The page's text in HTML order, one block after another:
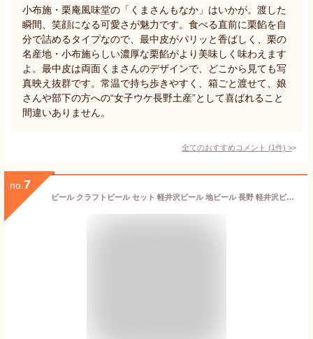
小布施・栗庵風味堂の「くまさんもなか」はいかが。渡した
瞬間、笑顔になる可愛さが魅力です。食べる直前に栗餡を自
分で詰めるタイプなので、最中皮がパリッと香ばしく、栗の
名産地・小布施らしい濃厚な栗餡がより美味しく味わえます
よ。最中皮は両面くまさんのデザインで、どこから見ても写
真映え抜群です。常温で持ち歩きやすく、箱ごと渡せて、娘
さんや部下の方への“女子ウケ長野土産”として喜ばれること
間違いありません。
全てのおすすめコメント (1件) >
no. 7
ビール クラフトビール セット 軽井沢ビール 地ビール 長野 軽井沢ビール ご褒美 バーベキュー キャンプ セット 土産 ラガー ピルスナー